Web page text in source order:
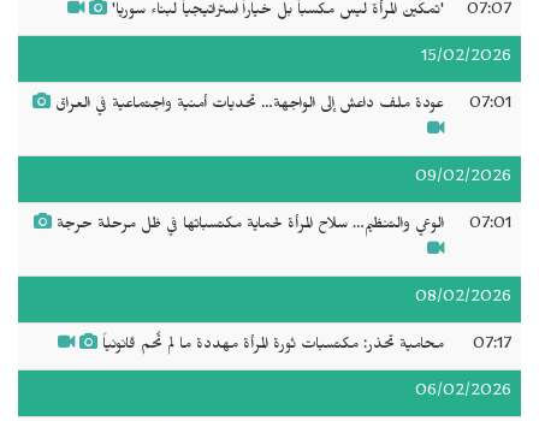
07:07 'تمكين المرأة ليس مكسباً بل خياراً استراتيجياً لبناء سوريا'
15/02/2026
07:01 عودة ملف داعش إلى الواجهة… تحديات أمنية واجتماعية في العراق
09/02/2026
07:01 الوعي والتنظيم… سلاح المرأة لحماية مكتسباتها في ظل مرحلة حرجة
08/02/2026
07:17 محامية تحذر: مكتسبات ثورة المرأة مهددة ما لم تُحم قانونياً
06/02/2026